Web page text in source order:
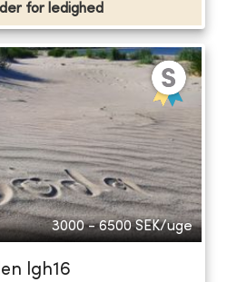
for ledighed
3000 - 6500 SEK/uge
lgh16